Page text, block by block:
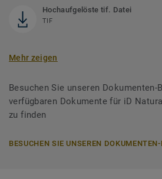
Hochaufgelöste tif. Datei
TIF
Mehr zeigen
Besuchen Sie unseren Dokumenten-
verfügbaren Dokumente für iD
zu finden
BESUCHEN SIE UNSEREN